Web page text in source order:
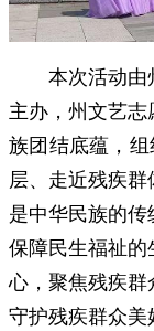
本次活动
主办，州文艺
族团结底蕴，
层、走近残疾
是中华民族的传
保障民生福祉
心，聚焦残疾
守护残疾群众